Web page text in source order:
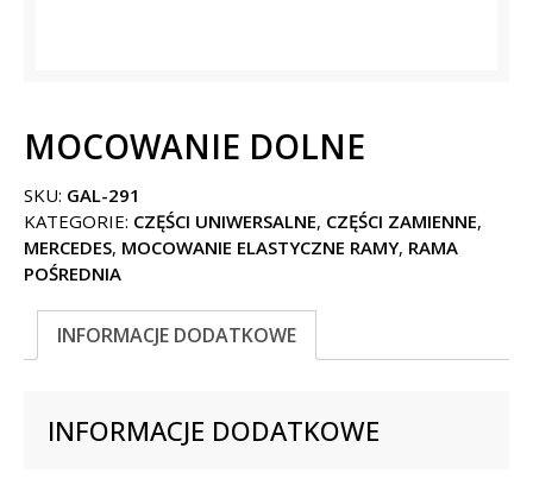
MOCOWANIE DOLNE
SKU: GAL-291
KATEGORIE: CZĘŚCI UNIWERSALNE, CZĘŚCI ZAMIENNE,
MERCEDES, MOCOWANIE ELASTYCZNE RAMY, RAMA
POŚREDNIA
INFORMACJE DODATKOWE
INFORMACJE DODATKOWE